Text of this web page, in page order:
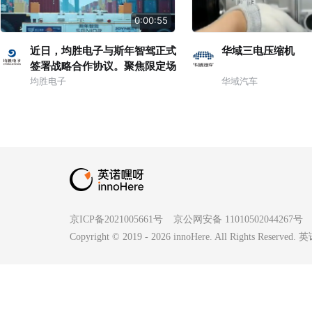
0:00:55
近日，均胜电子与斯年智驾正式
签署战略合作协议。聚焦限定场
景 L4 智驾解决方案、具身智能
均胜电子
华域三电压缩机
华域汽车
京ICP备2021005661号
京公网安备 11010502044267号
Copyright © 2019 - 2026 innoHere. All Rights Reserved.